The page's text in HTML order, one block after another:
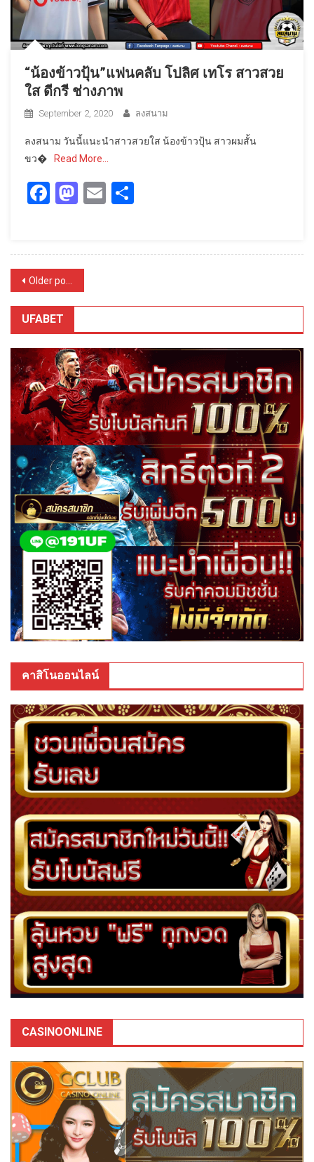
“น้องข้าวปุ้น”แฟนคลับ โปลิศ เทโร สาวสวย
ใส ดีกรี ช่างภาพ
September 2, 2020 ลงสนาม
ลงสนาม วันนี้แนะนำสาวสวยใส น้องข้าวปุ้น สาวผมสั้น
ขว�
Read More…
Facebook
Mastodon
Email
Posts
navigation
Older posts
UFABET
คาสิโนออนไลน์
CASINOONLINE